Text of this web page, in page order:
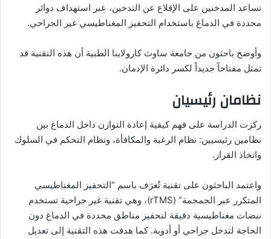
تساعد المدخنين على الإقلاع عن التدخين، عبر استهداف دوائر
محددة في الدماغ باستخدام التحفيز المغناطيسي غير الجراحي.
وأوضح باحثون من جامعة ساوث كارولاينا الطبية أن هذه التقنية قد
تمثل مفتاحاً جديداً لكسر دائرة الإدمان.
نظامان رئيسيان
ركزت الدراسة على فهم كيفية إعادة التوازن داخل الدماغ بين
نظامين رئيسيين: نظام الرغبة والمكافأة، ونظام التحكم في السلوك
واتخاذ القرار.
واعتمد الباحثون على تقنية تُعرَف باسم “التحفيز المغناطيسي
المتكرر عبر الجمجمة” (rTMS)، وهي تقنية غير جراحية تستخدم
نبضات مغناطيسية دقيقة لتحفيز مناطق محددة في الدماغ دون
الحاجة لتدخل جراحي أو أدوية. كما هدفت هذه التقنية إلى تعديل